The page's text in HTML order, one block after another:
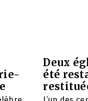
Deux
été